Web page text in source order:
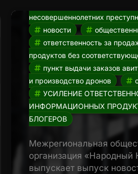
несовершеннолетних
новости
ответственность за
продуктов без
пункт выдачи заказов
и производство дронов
УСИЛЕНИЕ
ИНФОРМАЦИОННЫХ
БЛОГЕРОВ
Межрегиональная
организация
выпускает выпуск